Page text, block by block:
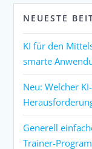
NEUESTE
KI für den
smarte
Neu: Welcher
Generell
Trainer-